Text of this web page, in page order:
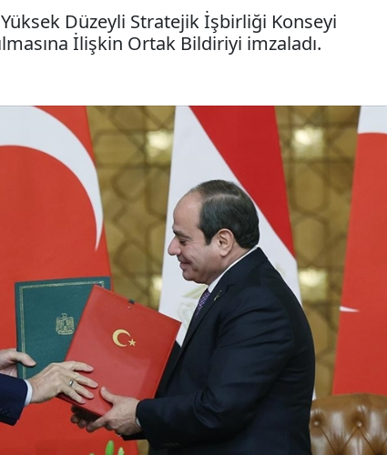
Düzeyli Stratejik İşbirliği Konseyi
İlişkin Ortak Bildiriyi imzaladı.